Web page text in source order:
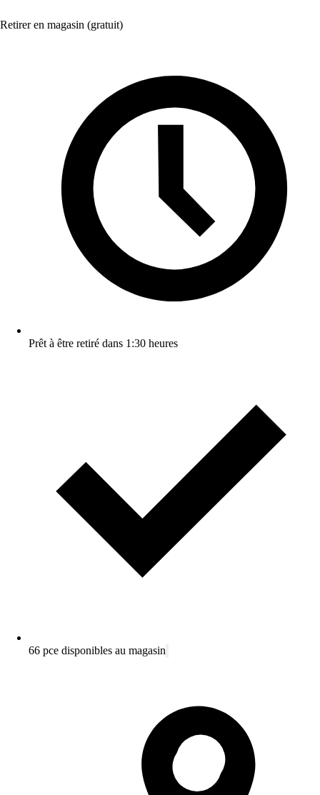
Retirer en magasin (gratuit)
Prêt à être retiré dans 1:30 heures
66 pce disponibles au magasin